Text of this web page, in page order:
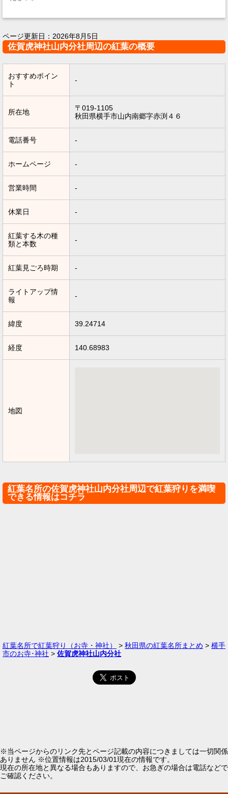
ページ更新日： 2026年8月5日
佐賀虎神社山内分社周辺の紅葉の概要
おすすめポイン
ト
-
所在地
〒019-1105
秋田県横手市山内南郷字赤渕４６
電話番号 -
ホームページ -
営業時間 -
休業日 -
紅葉する木の種
類と本数
-
紅葉見ごろ時期 -
ライトアップ情
報
-
緯度 39.24714
経度 140.68983
地図
紅葉名所の佐賀虎神社山内分社周辺で紅葉狩りを満喫
できる情報はコチラ
紅葉名所で紅葉狩り（お寺・神社） > 秋田県の紅葉名所まとめ > 横手
市のお寺･神社 > 佐賀虎神社山内分社
※当ページからのリンク先とページ記載の内容につきましては一切関係
ありません ※位置情報は2015/03/01現在の情報です。
現在の所在地と異なる場合もありますので、お急ぎの場合は電話などで
ご確認ください。